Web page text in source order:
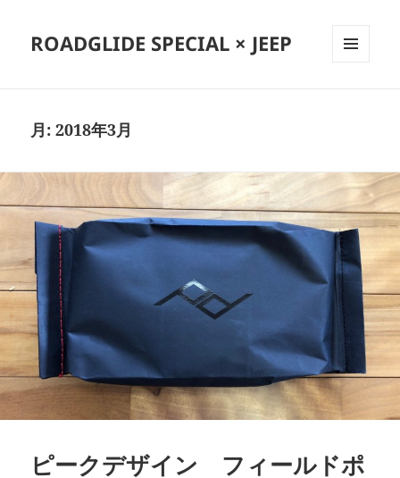
ROADGLIDE SPECIAL × JEEP
月:2018年3月
ピークデザイン フィールドポ